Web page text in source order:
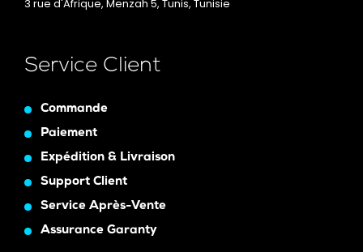
3 rue d'Afrique, Menzah 5, Tunis, Tunisie
Service Client
Commande
Paiement
Expédition & Livraison
Support Client
Service Après-Vente
Assurance Garanty